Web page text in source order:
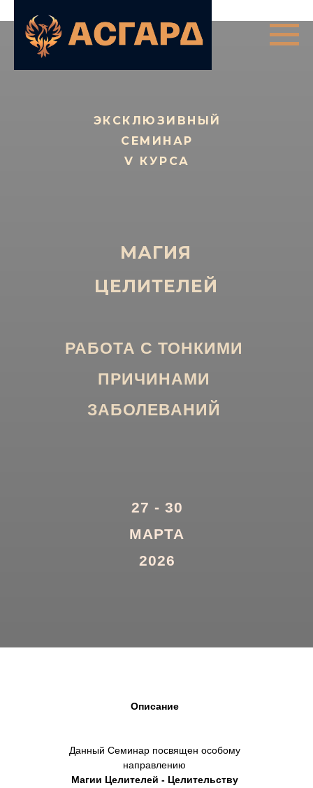
МАГИЯ
ЦЕЛИТЕЛЕЙ
РАБОТА С ТОНКИМИ
ПРИЧИНАМИ
ЗАБОЛЕВАНИЙ
ЭКСКЛЮЗИВНЫЙ
СЕМИНАР
V КУРСА
27 - 30
МАРТА
2026
Описание
Данный Семинар посвящен особому
направлению
Магии Целителей - Целительству